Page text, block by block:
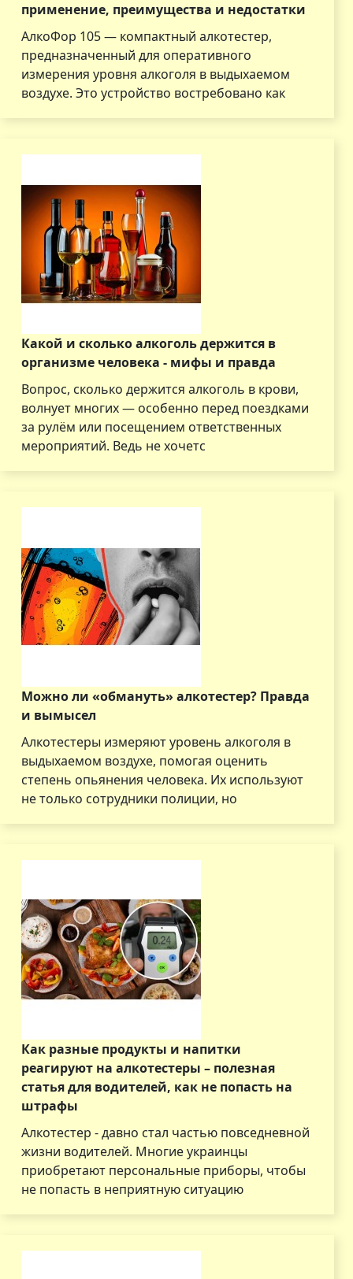
применение, преимущества и недостатки
АлкоФор 105 — компактный алкотестер,
предназначенный для оперативного
измерения уровня алкоголя в выдыхаемом
воздухе. Это устройство востребовано как
Какой и сколько алкоголь держится в
организме человека - мифы и правда
Вопрос, сколько держится алкоголь в крови,
волнует многих — особенно перед поездками
за рулём или посещением ответственных
мероприятий. Ведь не хочетс
Можно ли «обмануть» алкотестер? Правда
и вымысел
Алкотестеры измеряют уровень алкоголя в
выдыхаемом воздухе, помогая оценить
степень опьянения человека. Их используют
не только сотрудники полиции, но
Как разные продукты и напитки
реагируют на алкотестеры – полезная
статья для водителей, как не попасть на
штрафы
Алкотестер - давно стал частью повседневной
жизни водителей. Многие украинцы
приобретают персональные приборы, чтобы
не попасть в неприятную ситуацию